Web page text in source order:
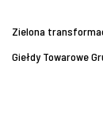
Zielona
Giełdy Towarowe